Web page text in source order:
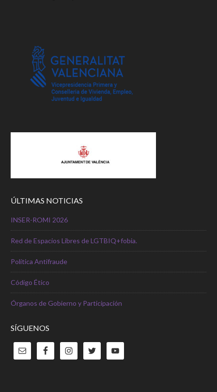
ÚLTIMAS NOTICIAS
INSER-ROMI 2026
Red de Espacios Libres de LGTBIQ+fobia.
Política Antifraude
Código Ético
Órganos de Gobierno y Participación
SÍGUENOS